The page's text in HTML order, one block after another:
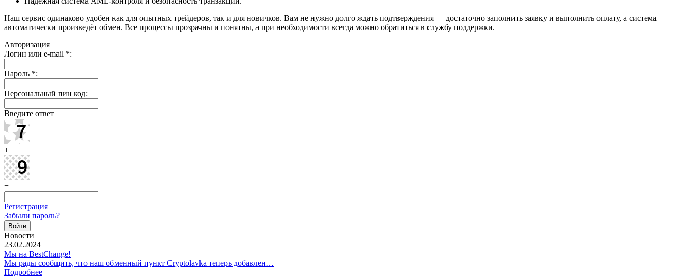
Наш сервис одинаково удобен как для опытных трейдеров, так и для новичков. Вам не нужно долго ждать подтверждения — достаточно заполнить заявку и выполнить оплату, а система
автоматически произведёт обмен. Все процессы прозрачны и понятны, а при необходимости всегда можно обратиться в службу поддержки.
Авторизация
Логин или e-mail *:
Пароль *:
Персональный пин код:
Введите ответ
+
=
Регистрация
Забыли пароль?
Новости
23.02.2024
Мы на BestChange!
Мы рады сообщить, что наш обменный пункт Cryptolavka теперь добавлен…
Подробнее